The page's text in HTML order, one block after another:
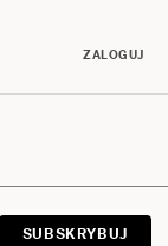
ZALOGUJ
SUBSKRYBUJ